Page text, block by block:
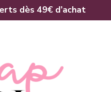
dès 49€ d’achat